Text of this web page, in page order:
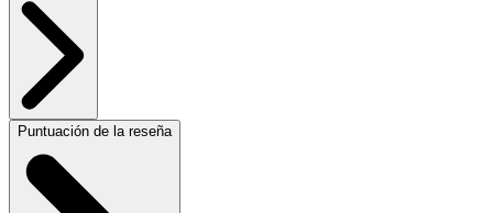
Puntuación de la reseña